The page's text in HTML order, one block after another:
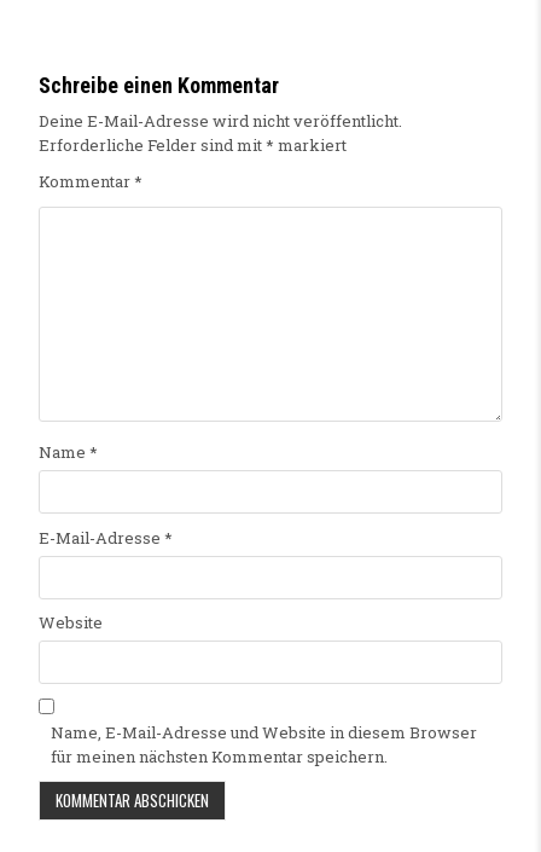
Schreibe einen Kommentar
Deine E-Mail-Adresse wird nicht veröffentlicht.
Erforderliche Felder sind mit* markiert
Kommentar*
Name *
E-Mail-Adresse *
Website
Name, E-Mail-Adresse und Website in diesem Browser
für meinen nächsten Kommentar speichern.